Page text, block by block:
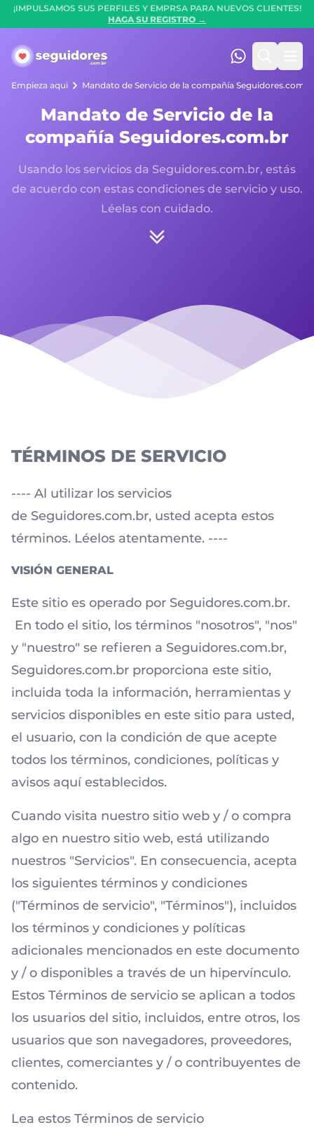
¡IMPULSAMOS SUS PERFILES Y EMPRSA PARA NUEVOS CLIENTES!
HAGA SU REGISTRO →
Seguidores.com.br
(47) 99247-
Empieza aqui Mandato de Servicio de la compañía
Mandato de Servicio de la
compañía Seguidores.com.br
Usando los servicios da Seguidores.com.br, estás
de acuerdo con estas condiciones de servicio y uso.
Léelas con cuidado.
TÉRMINOS DE SERVICIO
---- Al utilizar los servicios
de Seguidores.com.br, usted acepta estos
términos. Léelos atentamente. ----
VISIÓN GENERAL
Este sitio es operado por Seguidores.com.br.
En todo el sitio, los términos "nosotros", "nos"
y "nuestro" se refieren a Seguidores.com.br,
Seguidores.com.br proporciona este sitio,
incluida toda la información, herramientas y
servicios disponibles en este sitio para usted,
el usuario, con la condición de que acepte
todos los términos, condiciones, políticas y
avisos aquí establecidos.
Cuando visita nuestro sitio web y / o compra
algo en nuestro sitio web, está utilizando
nuestros "Servicios". En consecuencia, acepta
los siguientes términos y condiciones
("Términos de servicio", "Términos"), incluidos
los términos y condiciones y políticas
adicionales mencionados en este documento
y / o disponibles a través de un hipervínculo.
Estos Términos de servicio se aplican a todos
los usuarios del sitio, incluidos, entre otros, los
usuarios que son navegadores, proveedores,
clientes, comerciantes y / o contribuyentes de
contenido.
Lea estos Términos de servicio